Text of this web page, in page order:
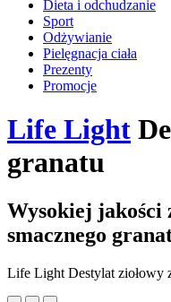
Dieta i odchudzanie
Sport
Odżywianie
Pielęgnacja ciała
Prezenty
Promocje
Life Light
granatu
Wysokiej jakości
smacznego
Life Light Destylat ziołowy